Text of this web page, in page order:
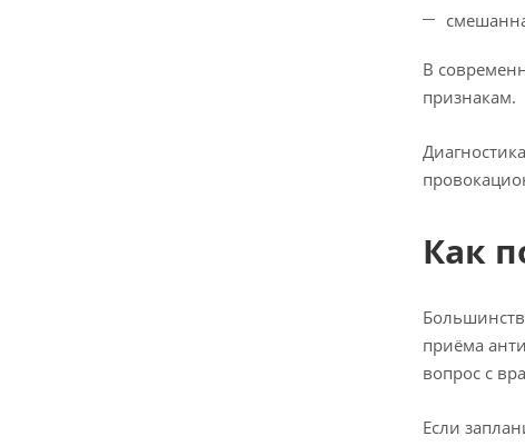
В
признакам.
Как
приёма
вопрос с
Если